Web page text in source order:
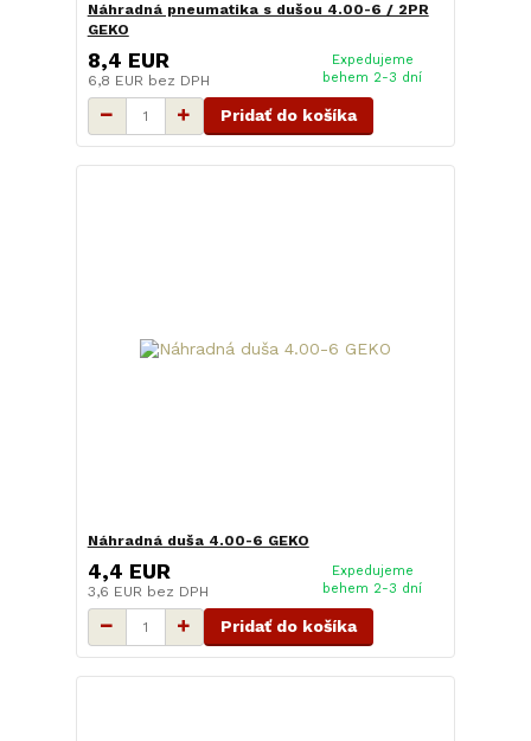
Náhradná pneumatika s dušou 4.00-6 / 2PR
GEKO
8,4 EUR
6,8 EUR bez DPH
Expedujeme
behem 2-3 dní
Pridať do košíka
Náhradná duša 4.00-6 GEKO
4,4 EUR
3,6 EUR bez DPH
Expedujeme
behem 2-3 dní
Pridať do košíka